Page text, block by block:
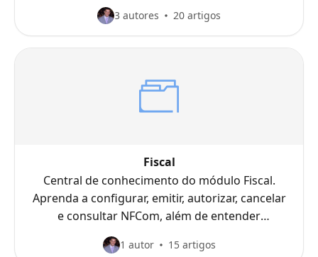
Remessas Bancarias, Emissão de NFe, etc
3 autores 20 artigos
Fiscal
Central de conhecimento do módulo Fiscal.
Aprenda a configurar, emitir, autorizar, cancelar
e consultar NFCom, além de entender
tributação telecom, SCM, SVA, ICMS, ISS, IBS,
CBS, FUST, FUNTTEL e demais obrigações
1 autor 15 artigos